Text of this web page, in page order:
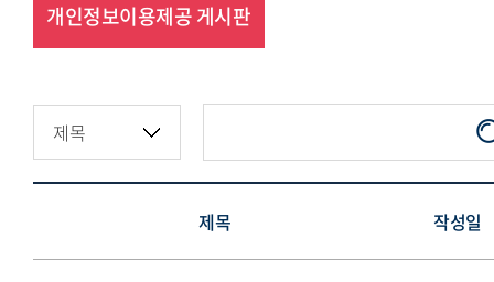
개인정보이용제공 게시판
제목 작성일